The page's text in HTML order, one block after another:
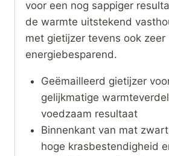
voor een nog sappiger
de warmte uitstekend
met gietijzer tevens ook zeer
energiebesparend.
Geëmailleerd gietijzer
gelijkmatige
voedzaam resultaat
Binnenkant van mat
hoge krasbestendigheid